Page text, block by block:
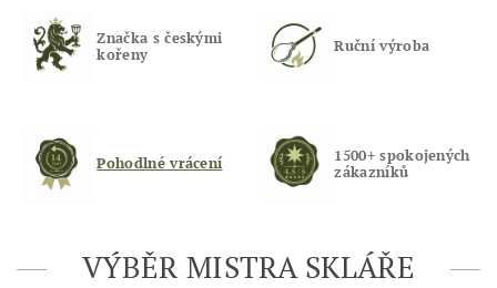
Značka s českými
kořeny
Ruční výroba
Pohodlné vrácení
1500+ spokojených
zákazníků
VÝBĚR MISTRA SKLÁŘE